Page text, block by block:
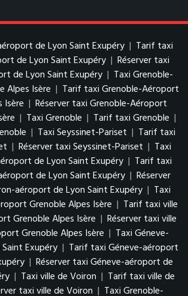
de Lyon Saint Exupéry | Tarif taxi
de Lyon Saint Exupéry | Réserver taxi
de Lyon Saint Exupéry | Taxi Grenoble-
Alpes Isère | Tarif taxi Grenoble-Aéroport
Isère | Réserver taxi Grenoble-Aéroport
| Taxi Grenoble | Tarif taxi Grenoble |
| Taxi Seyssinet-Pariset | Tarif taxi
| Réserver taxi Seyssinet-Pariset | Taxi
de Lyon Saint Exupéry | Tarif taxi
de Lyon Saint Exupéry | Réserver
aéroport de Lyon Saint Exupéry | Taxi
Grenoble Alpes Isère | Tarif taxi ville
Grenoble Alpes Isère | Réserver taxi ville
Grenoble Alpes Isère | Taxi Géneve-
Exupéry | Tarif taxi Géneve-aéroport
| Réserver taxi Géneve-aéroport de
| Taxi ville de Voiron | Tarif taxi ville de
taxi ville de Voiron | Taxi Grenoble-